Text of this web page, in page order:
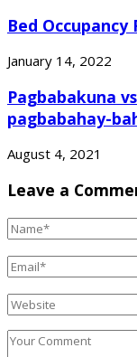
Bed Occupancy
January 14, 2022
Pagbabakuna
pagbabahay-
August 4, 2021
Leave a